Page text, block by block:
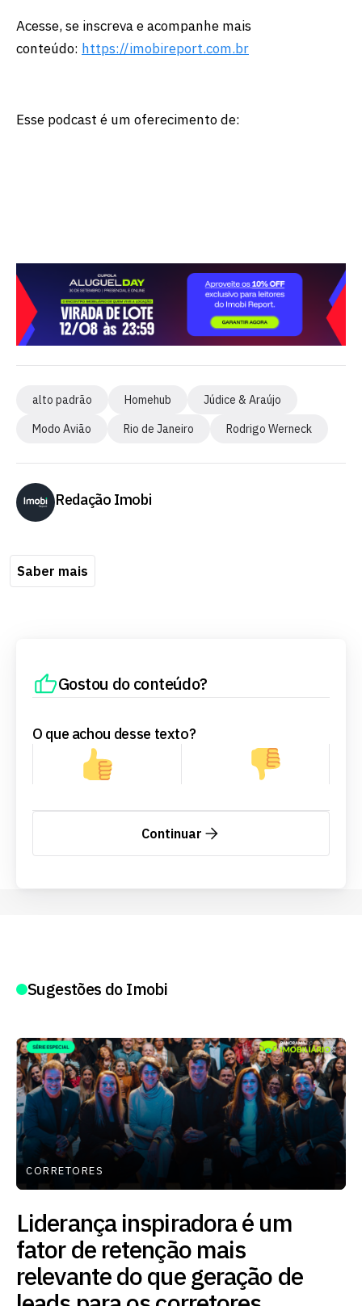
Acesse, se inscreva e acompanhe mais
conteúdo: https://imobireport.com.br
Esse podcast é um oferecimento de:
alto padrão Homehub
Júdice & Araújo
Modo Avião
Rio de Janeiro Rodrigo Werneck
Redação Imobi
Saber mais
Gostou do conteúdo?
O que achou desse texto?
Continuar
Sugestões do Imobi
CORRETORES
Liderança inspiradora é um
fator de retenção mais
relevante do que geração de